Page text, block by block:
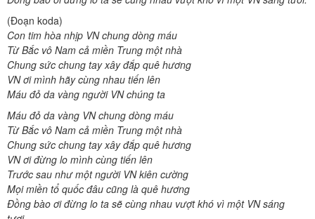
(Đoạn koda)
Con tim hòa nhịp VN chung dòng máu
Từ Bắc vô Nam cả miền Trung một nhà
Chung sức chung tay xây đắp quê hương
VN ơi mình hãy cùng nhau tiến lên
Máu đỏ da vàng người VN chúng ta
Máu đỏ da vàng VN chung dòng máu
Từ Bắc vô Nam cả miền Trung một nhà
Chung sức chung tay xây đắp quê hương
VN ơi đừng lo mình cùng tiến lên
Trước sau như một người VN kiên cường
Mọi miền tổ quốc đâu cũng là quê hương
Đồng bào ơi đừng lo ta sẽ cùng nhau vượt khó vì một VN sáng